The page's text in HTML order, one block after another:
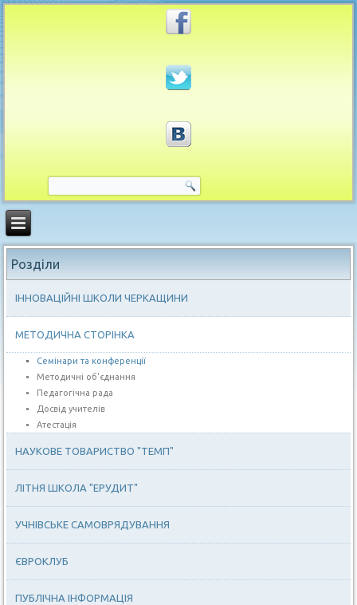
Розділи
ІННОВАЦІЙНІ ШКОЛИ ЧЕРКАЩИНИ
МЕТОДИЧНА СТОРІНКА
Семінари та конференції
Методичні об'єднання
Педагогічна рада
Досвід учителів
Атестація
НАУКОВЕ ТОВАРИСТВО "ТЕМП"
ЛІТНЯ ШКОЛА "ЕРУДИТ"
УЧНІВСЬКЕ САМОВРЯДУВАННЯ
ЄВРОКЛУБ
ПУБЛІЧНА ІНФОРМАЦІЯ